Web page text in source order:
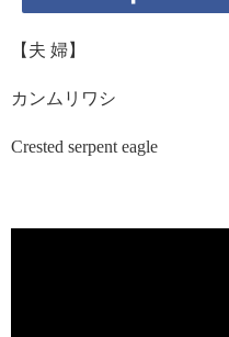
【夫 婦】
カンムリワシ
Crested serpent eagle